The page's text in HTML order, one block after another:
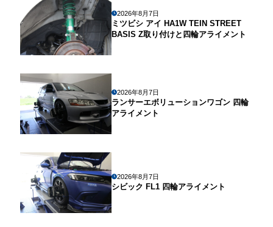
2026年8月7日
ミツビシ アイ HA1W TEIN STREET
BASIS Z取り付けと四輪アライメント
2026年8月7日
ランサーエボリューションワゴン 四輪
アライメント
2026年8月7日
シビック FL1 四輪アライメント